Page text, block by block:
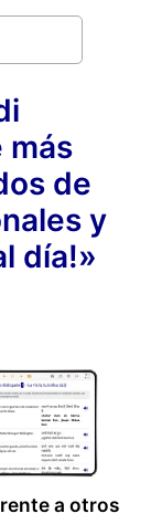
más
de
y
día!»
a otros